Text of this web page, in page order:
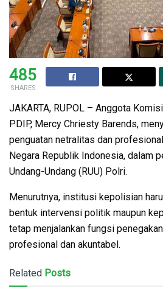
485
SHARES
JAKARTA, RUPOL – Anggota
PDIP, Mercy Chriesty Barends,
penguatan netralitas dan
Negara Republik Indonesia, dalam
Undang-Undang (RUU) Polri.
Menurutnya, institusi kepolisian
bentuk intervensi politik maupun
tetap menjalankan fungsi
profesional dan akuntabel.
Related Posts